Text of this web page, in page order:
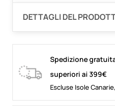
DETTAGLI DEL
Spedizione
superiori ai 399€
Escluse Isole